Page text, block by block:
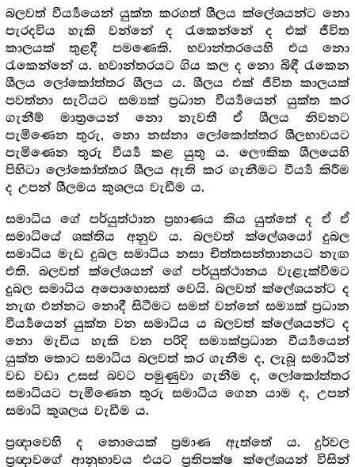
බලවත් වීර්‍ය්‍යයෙන් යුක්ත කරගත් ශීලය ක්ලේශයන්ට නො
පැරදවිය හැකි වන්නේ ද රැකෙන්නේ ද එක් ජීවිත
කාලයක් තුළදී පමණෙකි. භවාන්තරයෙහි එය නො
රැකෙන්නේ ය. භවාන්තරයට ගිය කල ද නො බිඳී රැකෙන
ශීලය ලෝකෝත්තර ශීලය ය. ශීලය එක් ජීවිත කාලයක්
පවත්නා සැටියට සම්‍යක් ප්‍ර‍ධාන වීර්‍ය්‍යයෙන් යුක්ත කර
ගැනීම් මාත්‍රයෙන් නො නැවතී ඒ ශීලය නිවනට
පැමිණෙන තුරු, නො නස්නා ලෝකෝත්තර ශීලභාවයට
පැමිණෙන තුරු වීර්‍ය්‍ය කළ යුතු ය. ලෞකික ශීලයෙහි
පිහිටා ලෝකෝත්තර ශීලය ඇති කර ගැනීමට වීර්‍ය්‍ය කිරීම
ද උපන් ශීලමය කුශලය වැඩීම ය.
සමාධිය ගේ පර්යුත්ථාන ප්‍ර‍හාණය කිය යුත්තේ ද ඒ ඒ
සමාධියේ ශක්තිය අනුව ය. බලවත් ක්ලේශයෝ දුබල
සමාධිය මැඩ දුබල සමාධිය නසා චිත්තසන්තානයට නැඟ
එති. බලවත් ක්ලේශයන් ගේ පර්යුත්ථානය වැළැක්වීමට
දුබල සමාධිය අපොහොසත් වෙයි. බලවත් ක්ලේශයන්ට ද
නැඟ එන්නට නොදී සිටීමට සමත් වන්නේ සම්‍යක් ප්‍ර‍ධාන
වීර්‍ය්‍යයෙන් යුක්ත වන සමාධිය ය බලවත් ක්ලේශයන්ට ද
නො මැඩිය හැකි වන පරිදි සම්‍යක්ප්‍ර‍ධාන වීර්‍ය්‍යයෙන්
යුක්ත කොට සමාධිය බලවත් කර ගැනීම ද, ලැබූ සමාධීන්
වඩ වඩා උසස් බවට පමුණුවා ගැනීම ද, ලෝකෝත්තර
සමාධියට පැමිණෙන තුරු සමාධිය ගෙන යාම ද, උපන්
සමාධි කුශලය වැඩීම ය.
ප්‍ර‍ඥාවෙහි ද නොයෙක් ප්‍ර‍මාණ ඇත්තේ ය. දුර්වල
ප්‍ර‍ඥාවගේ ආනුභාවය එයට ප්‍ර‍තිපක්ෂ ක්ලේශයන් විසින්